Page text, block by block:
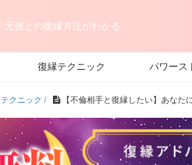
元彼との復縁方法がわかる
復縁テクニック パワース
クニック / 【不倫相手と復縁したい】あなた